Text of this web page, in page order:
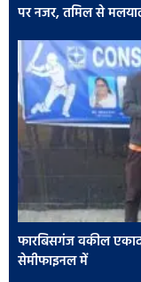
पर नजर, तमिल से
फारबिसगंज वकील
सेमीफाइनल में